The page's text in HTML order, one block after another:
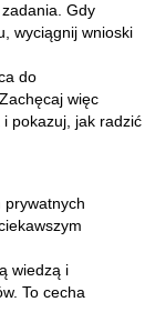
Gdy
wyciągnij wnioski
do
więc
pokazuj, jak radzić
prywatnych
wiedzą i
To cecha